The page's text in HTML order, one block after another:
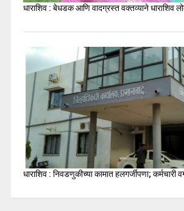
धाराशिव : बेधडक आणि वादग्रस्त वक्तव्याने धाराशिव
धाराशिव : निवडणुकीच्या कामात हलगर्जीपणा; कर्मचारी